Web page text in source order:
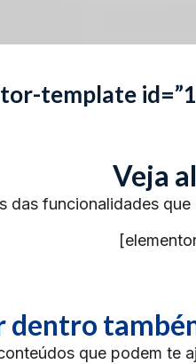
template
Veja
das funcionalidades
dentro
que podem te